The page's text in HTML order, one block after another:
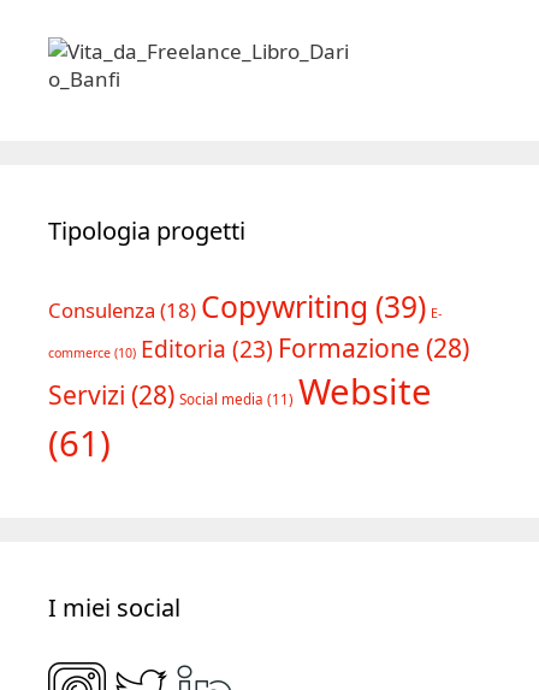
Tipologia progetti
Consulenza (18) Copywriting (39) E-
commerce (10) Editoria (23) Formazione (28)
Servizi (28) Social media (11) Website
(61)
I miei social